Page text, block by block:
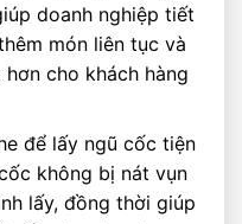
doanh nghiệp tiết
món liên tục và
cho khách hàng
để lấy ngũ cốc tiện
không bị nát vụn
lấy, đồng thời giúp